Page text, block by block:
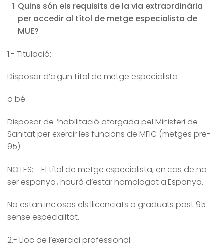
Quins són els requisits de la via extraordinària
per accedir al títol de metge especialista de
MUE?
1.- Titulació:
Disposar d’algun títol de metge especialista
o bé
Disposar de l’habilitació atorgada pel Ministeri de
Sanitat per exercir les funcions de MFiC (metges pre-
95).
NOTES: El títol de metge especialista, en cas de no
ser espanyol, haurà d’estar homologat a Espanya.
No estan inclosos els llicenciats o graduats post 95
sense especialitat.
2.- Lloc de l’exercici professional: